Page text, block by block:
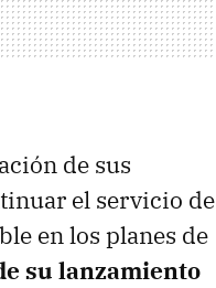
de sus
el servicio de
en los planes de
su lanzamiento